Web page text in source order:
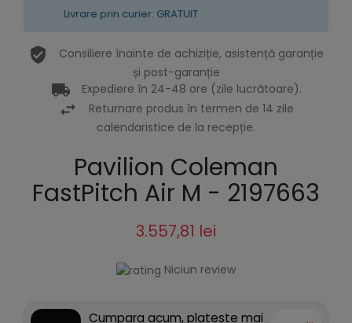
Livrare prin curier: GRATUIT
Consiliere înainte de achiziție, asistență garanție
și post-garanție
Expediere în 24-48 ore (zile lucrătoare).
Returnare produs în termen de 14 zile
calendaristice de la recepție.
Pavilion Coleman
FastPitch Air M - 2197663
3.557,81 lei
Niciun review
Cumpara acum, plateste mai